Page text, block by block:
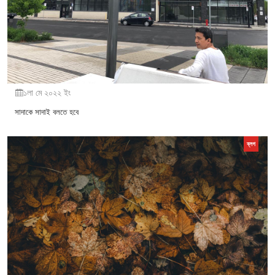
১লা মে ২০২২ ইং
সাদাকে সাদাই বলতে হবে
ব্লগ